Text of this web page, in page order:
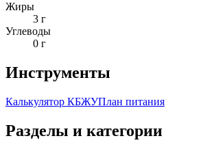
Жиры
3 г
Углеводы
0 г
Инструменты
Калькулятор КБЖУПлан питания
Разделы и категории